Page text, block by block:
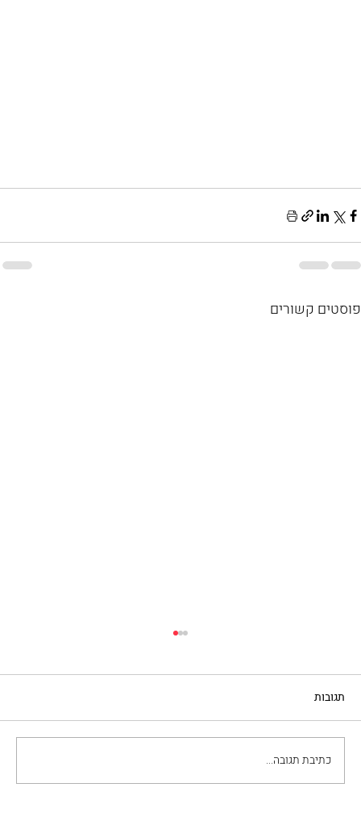
פוסטים קשורים
נפוליטנית: ניב, שפה, תרבות
תגובות
כתיבת תגובה...